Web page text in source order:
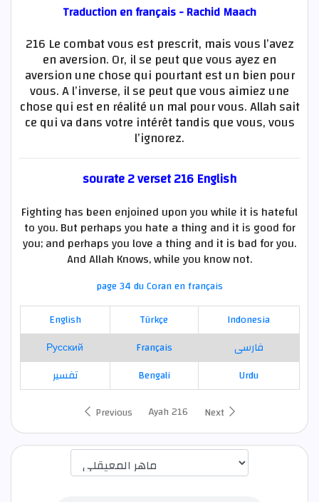
Traduction en français - Rachid Maach
216 Le combat vous est prescrit, mais vous l’avez
en aversion. Or, il se peut que vous ayez en
aversion une chose qui pourtant est un bien pour
vous. A l’inverse, il se peut que vous aimiez une
chose qui est en réalité un mal pour vous. Allah sait
ce qui va dans votre intérêt tandis que vous, vous
l’ignorez.
sourate 2 verset 216 English
Fighting has been enjoined upon you while it is hateful
to you. But perhaps you hate a thing and it is good for
you; and perhaps you love a thing and it is bad for you.
And Allah Knows, while you know not.
page 34 du Coran en français
English
Türkçe
Indonesia
Русский
Français
فارسی
تفسير
Bengali
Urdu
Previous
Ayah 216 Next